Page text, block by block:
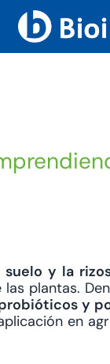
y la
plantas.
y
en